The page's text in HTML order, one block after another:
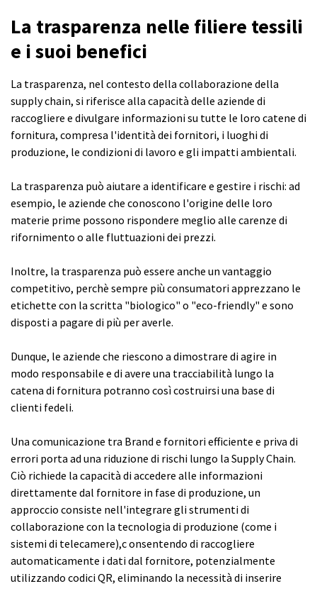
La trasparenza nelle filiere tessili
e i suoi benefici
La trasparenza, nel contesto della collaborazione della
supply chain, si riferisce alla capacità delle aziende di
raccogliere e divulgare informazioni su tutte le loro catene di
fornitura, compresa l'identità dei fornitori, i luoghi di
produzione, le condizioni di lavoro e gli impatti ambientali.
La trasparenza può aiutare a identificare e gestire i rischi: ad
esempio, le aziende che conoscono l'origine delle loro
materie prime possono rispondere meglio alle carenze di
rifornimento o alle fluttuazioni dei prezzi.
Inoltre, la trasparenza può essere anche un vantaggio
competitivo, perchè sempre più consumatori apprezzano le
etichette con la scritta "biologico" o "eco-friendly" e sono
disposti a pagare di più per averle.
Dunque, le aziende che riescono a dimostrare di agire in
modo responsabile e di avere una tracciabilità lungo la
catena di fornitura potranno così costruirsi una base di
clienti fedeli.
Una comunicazione tra Brand e fornitori efficiente e priva di
errori porta ad una riduzione di rischi lungo la Supply Chain.
Ciò richiede la capacità di accedere alle informazioni
direttamente dal fornitore in fase di produzione, un
approccio consiste nell'integrare gli strumenti di
collaborazione con la tecnologia di produzione (come i
sistemi di telecamere),c onsentendo di raccogliere
automaticamente i dati dal fornitore, potenzialmente
utilizzando codici QR, eliminando la necessità di inserire